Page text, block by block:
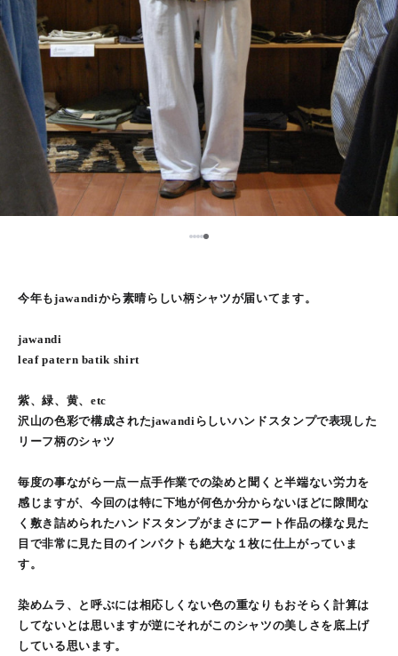
1234
今年もjawandiから素晴らしい柄シャツが届いてます。
jawandi
leaf patern batik shirt
紫、緑、黄、etc
沢山の色彩で構成されたjawandiらしいハンドスタンプで表現した
リーフ柄のシャツ
毎度の事ながら一点一点手作業での染めと聞くと半端ない労力を
感じますが、今回のは特に下地が何色か分からないほどに隙間な
く敷き詰められたハンドスタンプがまさにアート作品の様な見た
目で非常に見た目のインパクトも絶大な１枚に仕上がっていま
す。
染めムラ、と呼ぶには相応しくない色の重なりもおそらく計算は
してないとは思いますが逆にそれがこのシャツの美しさを底上げ
している思います。